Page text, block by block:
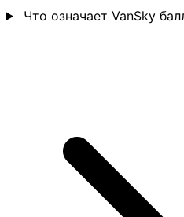
Что означает VanSky